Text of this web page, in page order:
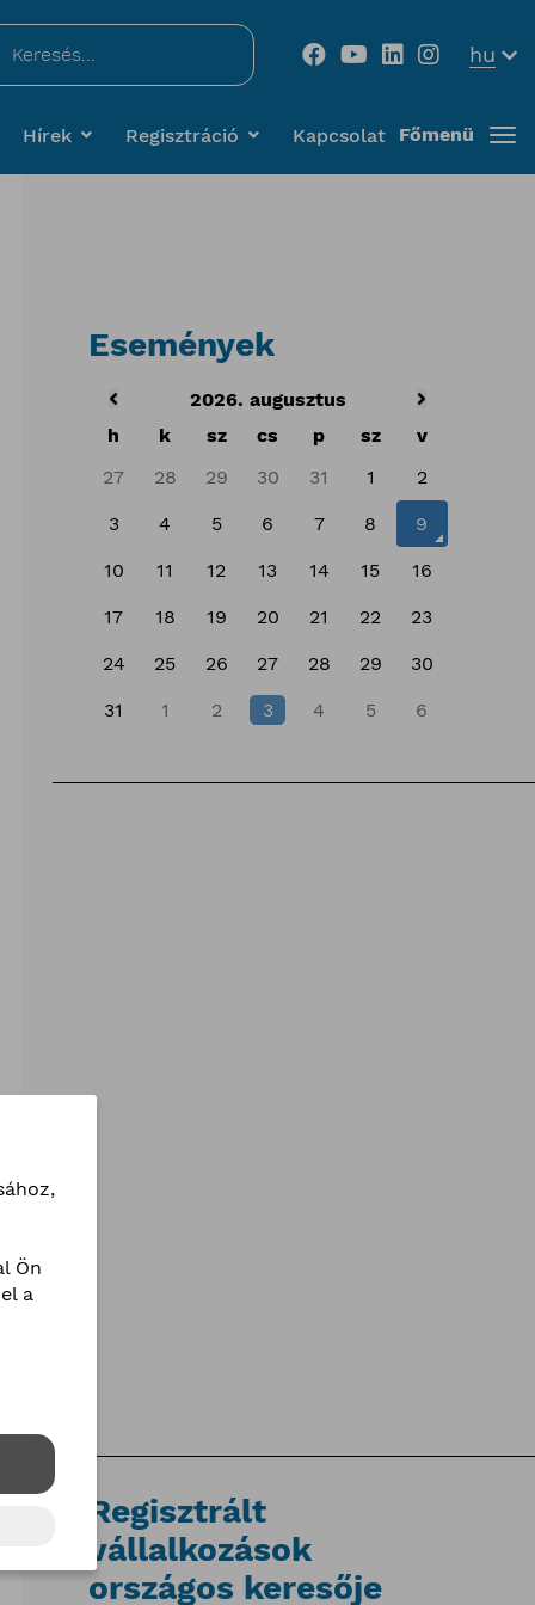
hu
Hírek Regisztráció Kapcsolat Főmenü
Események
2026. augusztus
h
k sz cs p sz
v
27
28 29 30 31 1 2
3 4 5 6 7 8 9
10 11 12 13 14 15 16
17 18 19 20 21 22 23
24 25 26 27 28 29 30
31 1 2 3 4 5 6
Regisztrált
vállalkozások
országos keresője
Ön
a